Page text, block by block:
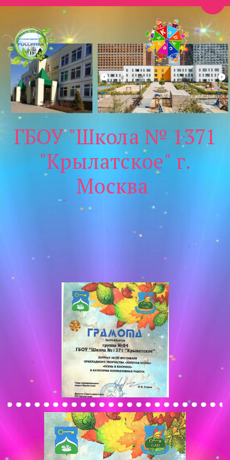
ГБОУ "Школа № 1371
"Крылатское" г.
Москва